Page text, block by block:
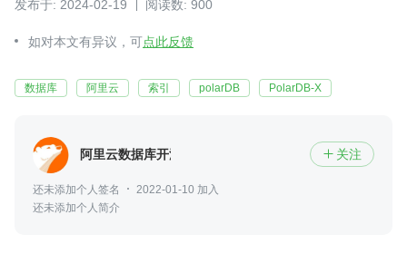
发布于: 2024-02-19 阅读数: 900
如对本文有异议，可点此反馈
数据库 阿里云 索引 polarDB PolarDB-X
阿里云数据库开源  关注
还未添加个人签名
2022-01-10 加入
还未添加个人简介